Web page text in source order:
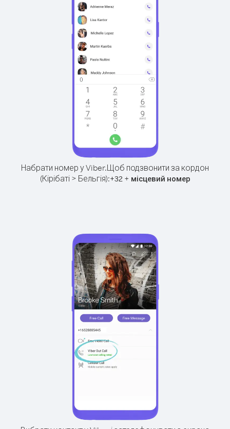
Набрати номер у Viber.Щоб подзвонити за кордон
(Кірібаті > Бельгія):+32+ місцевий номер